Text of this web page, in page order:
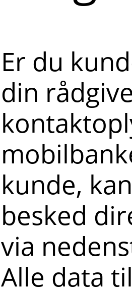
Er du
din
kunde,
besked
via
Alle data